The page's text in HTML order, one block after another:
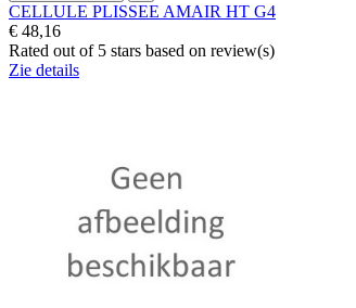
CELLULE PLISSEE AMAIR HT G4
€ 48,16
Rated out of 5 stars based on review(s)
Zie details